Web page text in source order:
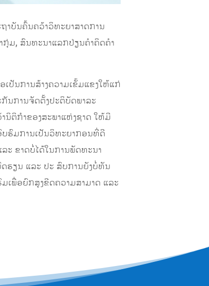
າບັນຄົ້ນຄວ້າວິທະຍາສາດການ
ມ, ສົນທະນາແລກປ່ຽນຄໍາຄິດຄໍາ
ປັນການສ້າງຄວາມເຂັ້ມແຂງໃຫ້ແກ່
ນການຈັດຕັ້ງປະຕິບັດພາລະ
ຕິກຳຂອງສະພາແຫ່ງຊາດ ໃຫ້ມີ
ບຮົມການເປັນວິທະຍາກອນທີ່ດີ
ຂາດບໍ່ໄດ້ໃນການພັດທະນາ
ຮຽນ ແລະ ປະ ສົບການຍັງບໍ່ທັນ
ເພື່ອຍົກສູງຂີດຄວາມສາມາດ ແລະ